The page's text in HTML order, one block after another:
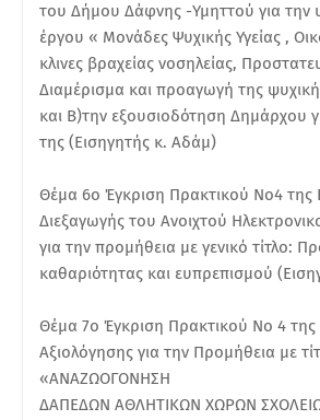
του Δήμου Δάφνης -Υμηττού για την
έργου « Μονάδες Ψυχικής Υγείας ,
κλινες βραχείας νοσηλείας,
Διαμέρισμα και προαγωγή της
και Β)την εξουσιοδότηση Δημάρχου
της (Εισηγητής κ. Αδάμ)
Θέμα 6ο Έγκριση Πρακτικού Νο4 της
Διεξαγωγής του Ανοιχτού
για την προμήθεια με γενικό τίτλο:
καθαριότητας και ευπρεπισμού
Θέμα 7ο Έγκριση Πρακτικού Νο 4 της
Αξιολόγησης για την Προμήθεια με
«ΑΝΑΖΩΟΓΟΝΗΣΗ
ΔΑΠΕΔΩΝ ΑΘΛΗΤΙΚΩΝ ΧΩΡΩΝ